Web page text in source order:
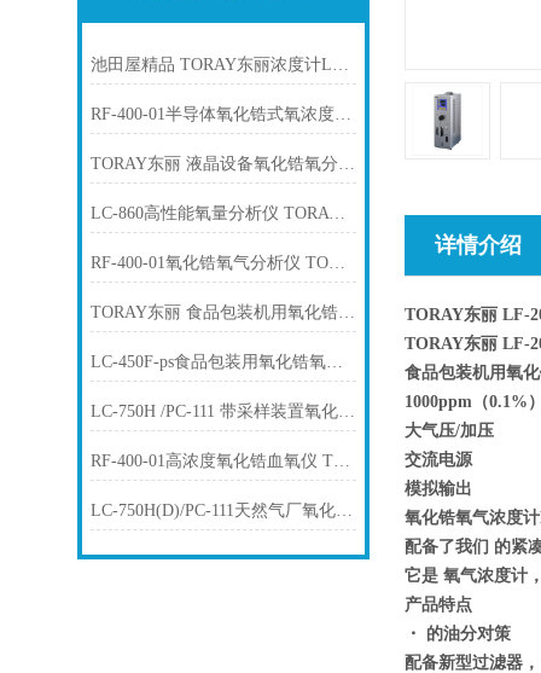
池田屋精品 TORAY东丽浓度计LC-750L产品介绍技术参数
RF-400-01半导体氧化锆式氧浓度计TORAY东丽
TORAY东丽 液晶设备氧化锆氧分析仪 LC-450D
LC-860高性能氧量分析仪 TORAY东丽
RF-400-01氧化锆氧气分析仪 TORAY东丽
TORAY东丽 食品包装机用氧化锆氧气浓度计 LF-200
LC-450F-ps食品包装用氧化锆氧气浓 度计TORAY东丽
LC-750H /PC-111 带采样装置氧化锆血氧仪 TORAY东丽
RF-400-01高浓度氧化锆血氧仪 TORAY东丽
LC-750H(D)/PC-111天然气厂氧化锆血氧仪 TORAY东丽
详情介绍
TORAY东丽 LF-
TORAY东丽 LF-
食品包装机用氧
1000ppm（0.1%
大气压/加压
交流电源
模拟输出
氧化锆氧气浓度
配备了我们 的紧
它是 氧气浓度计
产品特点
・
的油分对策
配备新型过滤器